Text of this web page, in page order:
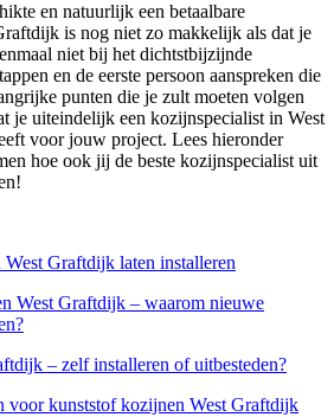
en natuurlijk een betaalbare
is nog niet zo makkelijk als dat je
niet bij het dichtstbijzijnde
en de eerste persoon aanspreken die
punten die je zult moeten volgen
je uiteindelijk een kozijnspecialist in West
voor jouw project. Lees hieronder
hoe ook jij de beste kozijnspecialist uit
Graftdijk laten installeren
West Graftdijk – waarom nieuwe
– zelf installeren of uitbesteden?
voor kunststof kozijnen West Graftdijk